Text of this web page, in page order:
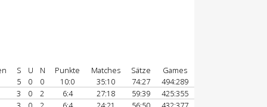
S U N Punkte Matches Sätze
Games
5 0 0 10:0 35:10 74:27
494:289
3 0 2 6:4 27:18 59:39
425:355